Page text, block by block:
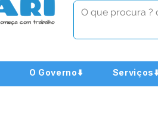
O Governo⬇️